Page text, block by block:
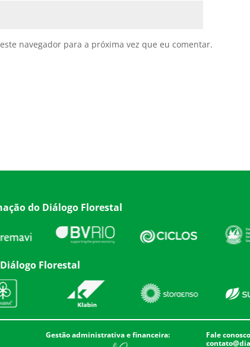
navegador para a próxima vez que eu comentar.
do Diálogo Florestal
Florestal
Gestão administrativa e financeira:
Fale